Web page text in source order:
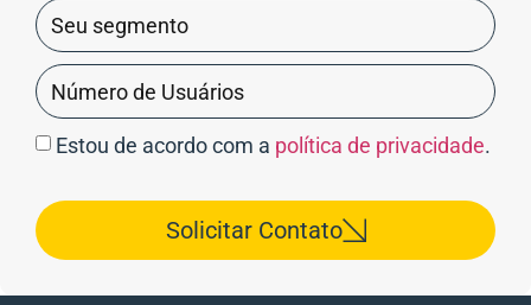
Estou de acordo com a política de privacidade.
Solicitar Contato